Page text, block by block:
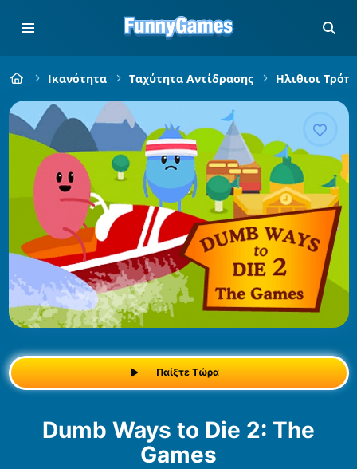
Ικανότητα Ταχύτητα Αντίδρασης Ηλιθιοι
Παίξτε Τώρα
Dumb Ways to Die 2: The
Games